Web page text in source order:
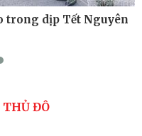
trong dịp Tết Nguyên
THỦ ĐÔ